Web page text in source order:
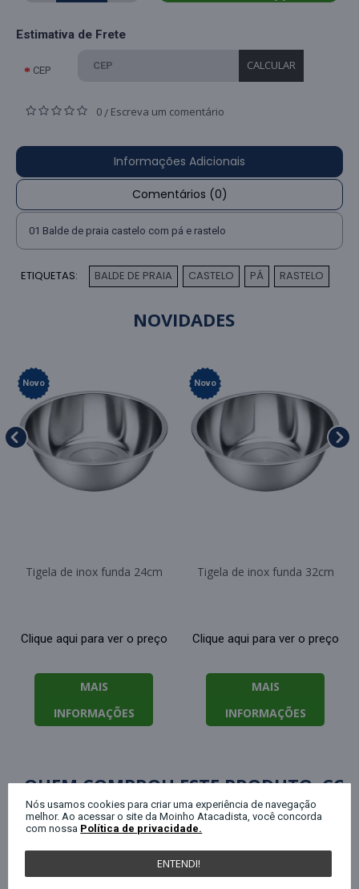
Estimativa de Frete
CEP CALCULAR
0 / Escreva um comentário
Informações Adicionais
Comentários (0)
01 Balde de praia castelo com pá e rastelo
ETIQUETAS: BALDE DE PRAIA CASTELO PÁ RASTELO
NOVIDADES
Novo
Tigela de inox funda 24cm
Clique aqui para ver o preço
MAIS
INFORMAÇÕES
Novo
Tigela de inox funda 32cm
Clique aqui para ver o preço
MAIS
INFORMAÇÕES
QUEM COMPROU ESTE PRODUTO,
Nós usamos cookies para criar uma experiência de navegação
melhor. Ao acessar o site da Moinho Atacadista, você concorda
com nossa Política de privacidade.
ENTENDI!